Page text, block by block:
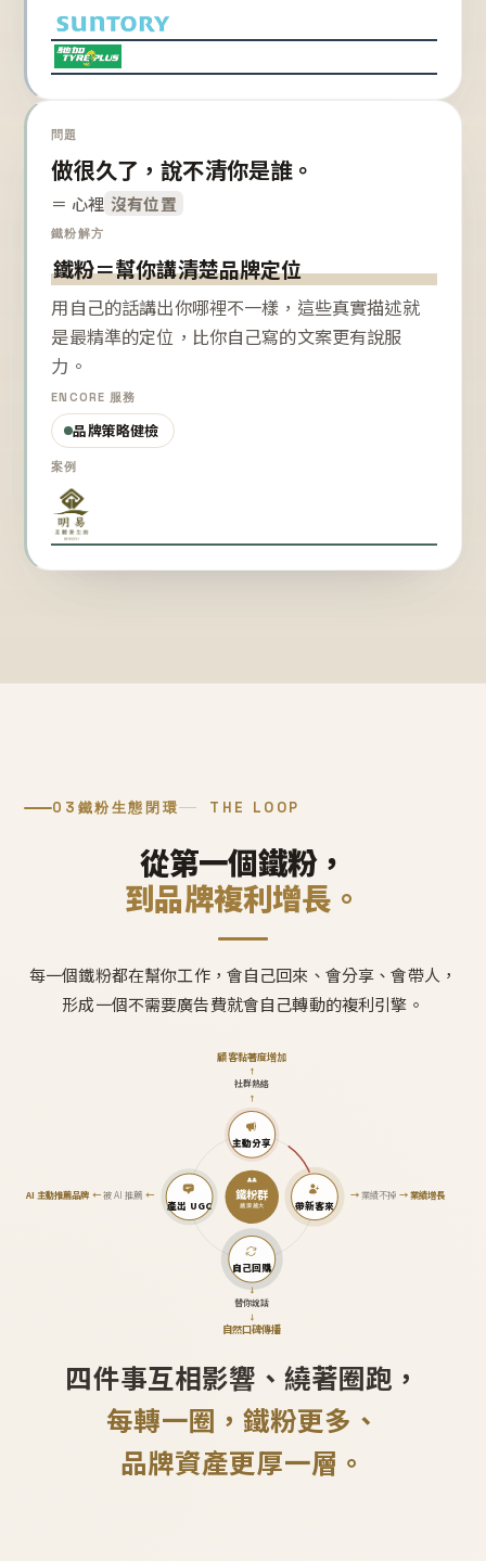
問題
做很久了，說不清你是誰。
＝ 心裡 沒有位置
鐵粉解方
鐵粉＝幫你講清楚品牌定位
用自己的話講出你哪裡不一樣，這些真實描述就
是最精準的定位，比你自己寫的文案更有說服
力。
ENCORE 服務
品牌策略健檢
案例
03 鐵粉生態閉環 THE LOOP
從第一個鐵粉，
到品牌複利增長。
每一個鐵粉都在幫你工作，會自己回來、會分享、會帶人，
形成一個不需要廣告費就會自己轉動的複利引擎。
鐵粉群
越滾越大
主動分享
↑
社群熱絡
↑
顧客黏著度增加
帶新客來
→業績不掉 →業績增長
自己回購
↓
替你說話
↓
自然口碑傳播
產出 UGC
AI 主動推薦品牌←被 AI 推薦 ←
四件事互相影響、繞著圈跑，
每轉一圈，鐵粉更多、
品牌資產更厚一層。